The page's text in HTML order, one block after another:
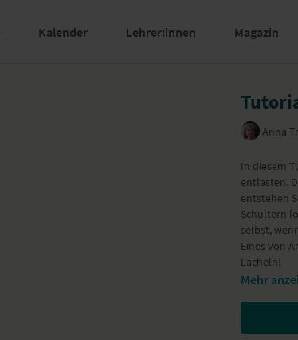
Kalender Lehrer:innen Magazin
Anna
In diesem
entlasten.
entstehen
Schultern
selbst,
Eines von
Lächeln!
Mehr